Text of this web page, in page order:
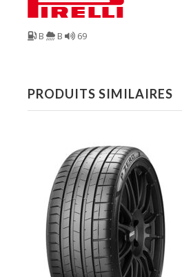
B B 69
PRODUITS SIMILAIRES